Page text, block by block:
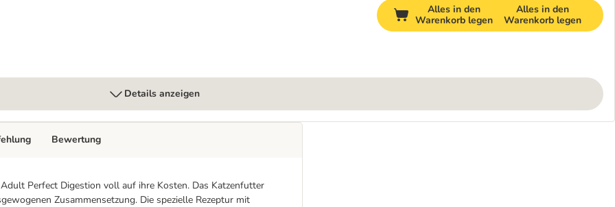
Alles in den
Warenkorb legen
Alles in den
Warenkorb legen
Details anzeigen
Perfect Digestion voll auf ihre Kosten. Das Katzenfutter
Zusammensetzung. Die spezielle Rezeptur mit
Bewertung